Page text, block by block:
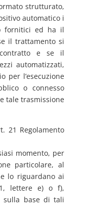
strutturato,
automatico i
fornitici ed ha il
il trattamento si
e se il
automatizzati,
per l’esecuzione
o connesso
tale trasmissione
21 Regolamento
momento, per
particolare, al
lo riguardano ai
lettere e) o f),
sulla base di tali